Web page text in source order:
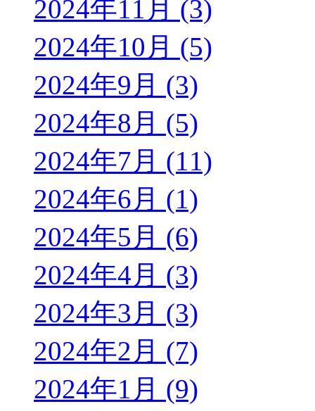
2024年11月 (3)
2024年10月 (5)
2024年9月 (3)
2024年8月 (5)
2024年7月 (11)
2024年6月 (1)
2024年5月 (6)
2024年4月 (3)
2024年3月 (3)
2024年2月 (7)
2024年1月 (9)